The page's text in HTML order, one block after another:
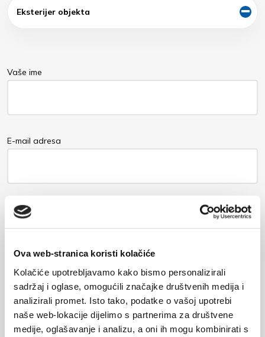
Ova web-stranica koristi kolačiće
Kolačiće upotrebljavamo kako bismo personalizirali
sadržaj i oglase, omogućili značajke društvenih medija i
analizirali promet. Isto tako, podatke o vašoj upotrebi
naše web-lokacije dijelimo s partnerima za društvene
medije, oglašavanje i analizu, a oni ih mogu kombinirati s
Eksterijer objekta
Vaše ime
E-mail adresa
Poruka